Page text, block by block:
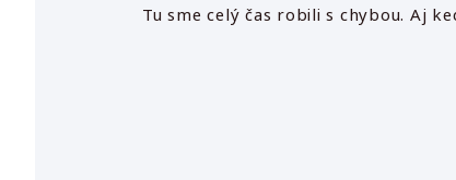
Otázky a s tým spojené